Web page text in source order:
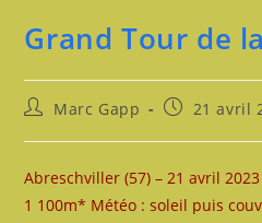
Grand Tour de
Auteur/autrice
la
publication :
Marc Gapp
Publication
21 avril
Abreschviller (57) – 21 avril
1 100m* Météo : soleil puis